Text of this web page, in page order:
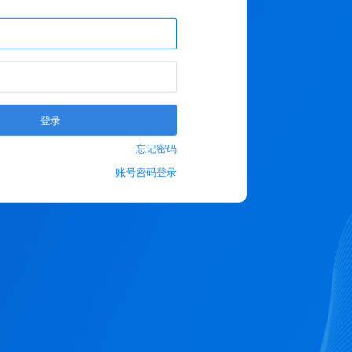
登录
忘记密码
账号密码登录